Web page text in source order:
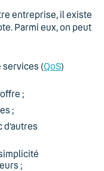
entreprise, il existe
Parmi eux, on peut
services (QoS)
;
;
;